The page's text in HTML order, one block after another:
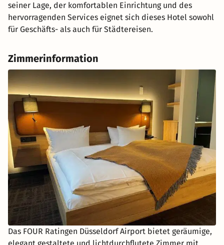
seiner Lage, der komfortablen Einrichtung und des
hervorragenden Services eignet sich dieses Hotel sowohl
für Geschäfts- als auch für Städtereisen.
Zimmerinformation
Das FOUR Ratingen Düsseldorf Airport bietet geräumige,